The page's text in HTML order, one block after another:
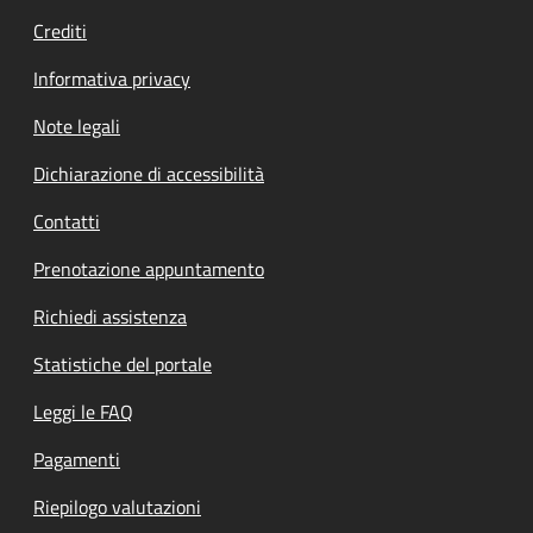
Crediti
Informativa privacy
Note legali
Dichiarazione di accessibilità
Contatti
Prenotazione appuntamento
Richiedi assistenza
Statistiche del portale
Leggi le FAQ
Pagamenti
Riepilogo valutazioni